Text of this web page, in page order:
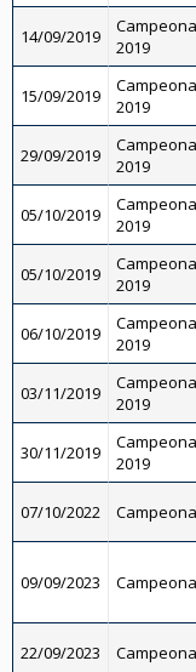
14/09/2019
2019
15/09/2019
2019
29/09/2019
2019
05/10/2019
2019
05/10/2019
2019
06/10/2019
2019
03/11/2019
2019
30/11/2019
2019
07/10/2022
09/09/2023
22/09/2023